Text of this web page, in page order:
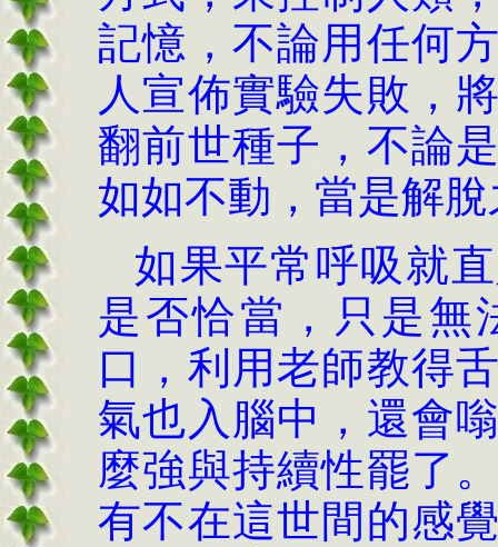
記憶，不論用任何
人宣佈實驗失敗，
翻前世種子，不論
如如不動，當是解
如果平常呼吸就
是否恰當，只是無
口，利用老師教得
氣也入腦中，還會
麼強與持續性罷了
有不在這世間的感